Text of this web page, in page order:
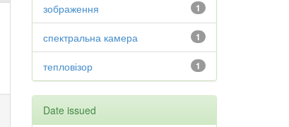
1
зображення
1
спектральна камера
1
тепловізор
Date issued